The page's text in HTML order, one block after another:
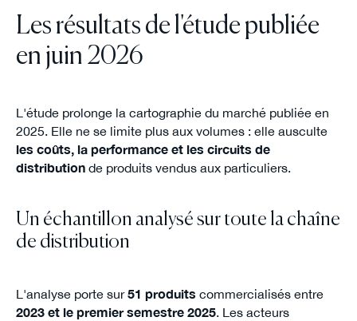
Les résultats de l'étude publiée
en juin 2026
L'étude prolonge la cartographie du marché publiée en
2025. Elle ne se limite plus aux volumes : elle ausculte
les coûts, la performance et les circuits de
distributionde produits vendus aux particuliers.
Un échantillon analysé sur toute la chaîne
de distribution
L'analyse porte sur51 produits commercialisés entre
2023 et le premier semestre 2025. Les acteurs